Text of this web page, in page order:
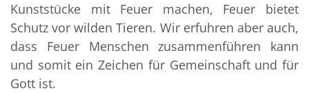
Kunststücke mit Feuer machen, Feuer bietet
Schutz vor wilden Tieren. Wir erfuhren aber auch,
dass Feuer Menschen zusammenführen kann
und somit ein Zeichen für Gemeinschaft und für
Gott ist.